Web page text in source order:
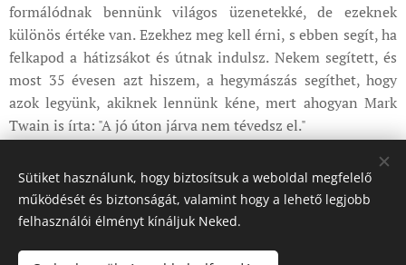
formálódnak bennünk világos üzenetekké, de ezeknek
különös értéke van. Ezekhez meg kell érni, s ebben segít, ha
felkapod a hátizsákot és útnak indulsz. Nekem segített, és
most 35 évesen azt hiszem, a hegymászás segíthet, hogy
azok legyünk, akiknek lennünk kéne, mert ahogyan Mark
Twain is írta: "A jó úton járva nem tévedsz el."
Share
Sütiket használunk, hogy biztosítsuk a weboldal megfelelő
működését és biztonságát, valamint hogy a lehető legjobb
felhasználói élményt kínáljuk Neked.